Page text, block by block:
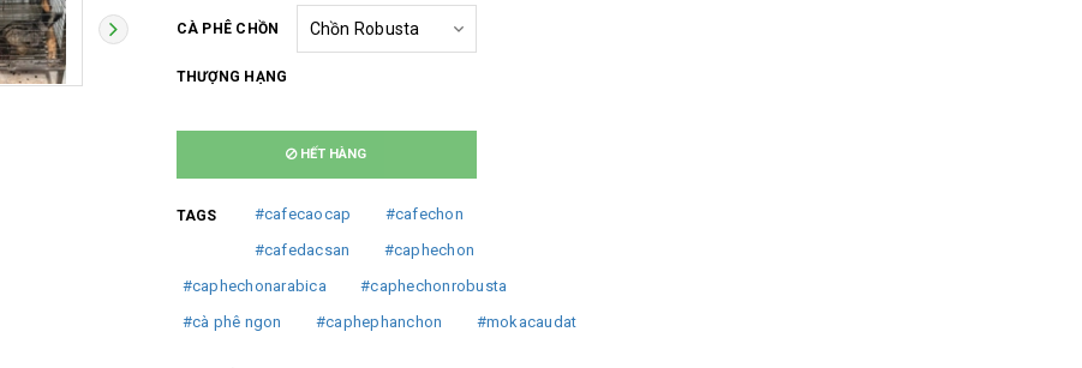
CÀ PHÊ CHỒN
THƯỢNG HẠNG
HẾT HÀNG
TAGS #cafecaocap
#cafechon
#cafedacsan
#caphechon
#caphechonarabica
#caphechonrobusta
#cà phê ngon
#caphephanchon #mokacaudat